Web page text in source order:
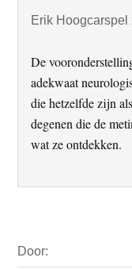
Erik Hoogcarspel
De
adekwaat
die hetzelfde zijn
degenen die de
wat ze ontdekken.
Sidebar
Door: